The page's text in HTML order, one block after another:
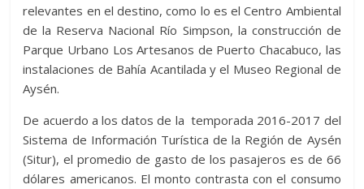
relevantes en el destino, como lo es el Centro Ambiental
de la Reserva Nacional Río Simpson, la construcción de
Parque Urbano Los Artesanos de Puerto Chacabuco, las
instalaciones de Bahía Acantilada y el Museo Regional de
Aysén.
De acuerdo a los datos de la temporada 2016-2017 del
Sistema de Información Turística de la Región de Aysén
(Situr), el promedio de gasto de los pasajeros es de 66
dólares americanos. El monto contrasta con el consumo